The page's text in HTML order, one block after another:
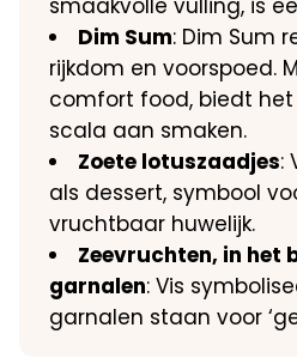
Dim Sum: Dim Sum
rijkdom en voorspoed.
comfort food, biedt
scala aan smaken.
Zoete lotuszaadjes:
als dessert, symbool
vruchtbaar huwelijk.
Zeevruchten, in het
garnalen: Vis
garnalen staan voor